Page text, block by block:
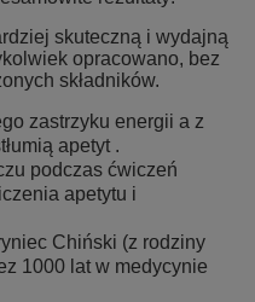
skuteczną i wydajną
opracowano, bez
składników.
zastrzyku energii a z
apetyt .
podczas ćwiczeń
apetytu i
Chiński (z rodziny
1000 lat w medycynie